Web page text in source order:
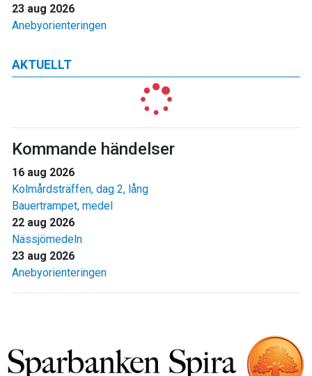
23 aug 2026
Anebyorienteringen
AKTUELLT
Kommande händelser
16 aug 2026
Kolmårdsträffen, dag 2, lång
Bauertrampet, medel
22 aug 2026
Nässjömedeln
23 aug 2026
Anebyorienteringen